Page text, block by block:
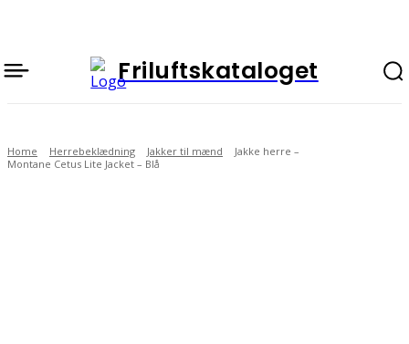
Friluftskataloget
Home Herrebeklædning Jakker til mænd
Jakke herre –
Montane Cetus Lite Jacket – Blå